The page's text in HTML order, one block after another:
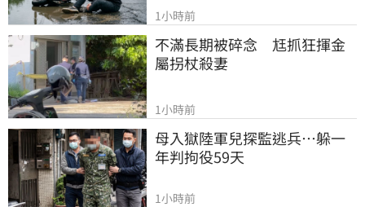
1小時前
不滿長期被碎念　尪抓狂揮金
屬拐杖殺妻
1小時前
母入獄陸軍兒探監逃兵…躲一
年判拘役59天
1小時前